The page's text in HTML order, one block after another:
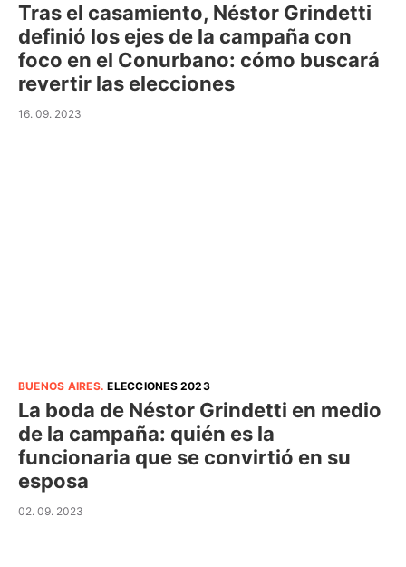
Tras el casamiento, Néstor Grindetti
definió los ejes de la campaña con
foco en el Conurbano: cómo buscará
revertir las elecciones
16. 09. 2023
BUENOS AIRES.ELECCIONES 2023
La boda de Néstor Grindetti en medio
de la campaña: quién es la
funcionaria que se convirtió en su
esposa
02. 09. 2023